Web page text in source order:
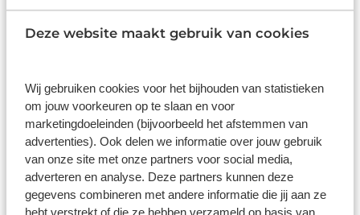
Deze website maakt gebruik van cookies
Wij gebruiken cookies voor het bijhouden van statistieken
om jouw voorkeuren op te slaan en voor
marketingdoeleinden (bijvoorbeeld het afstemmen van
advertenties). Ook delen we informatie over jouw gebruik
van onze site met onze partners voor social media,
adverteren en analyse. Deze partners kunnen deze
gegevens combineren met andere informatie die jij aan ze
hebt verstrekt of die ze hebben verzameld op basis van
De specificaties en onderdelen zijn gegeven op basis van aanlevering
leverancier kunnen specificaties afwijken.
Wat klanten over ons zeggen
9,01586 reviews